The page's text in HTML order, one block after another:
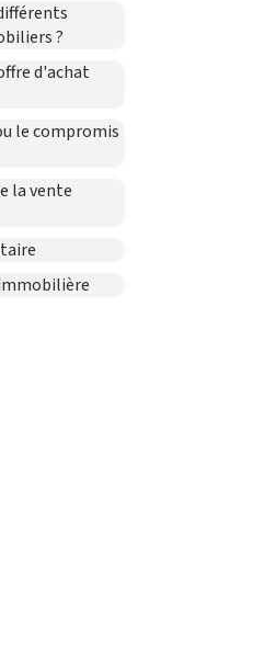
?
d'achat
le compromis
la vente